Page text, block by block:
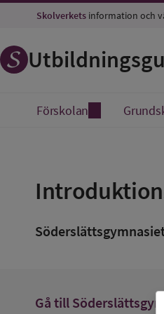
Skolverkets information och
Förskolan
favorit
Gå till